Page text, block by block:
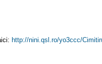
http://nini.qsl.ro/yo3ccc/